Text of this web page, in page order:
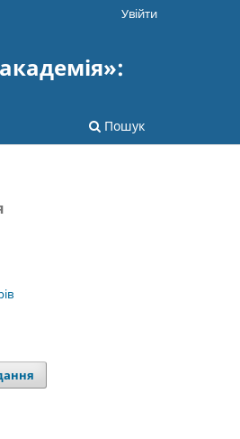
Пошук
Увійти